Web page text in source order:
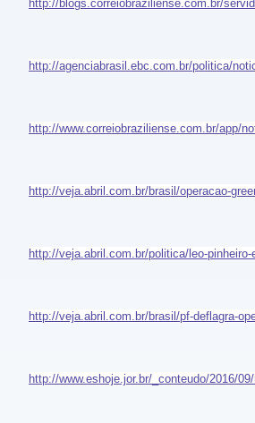
http://blogs.correiobraziliense.com.br/
http://agenciabrasil.ebc.com.br/politica/
http://www.correiobraziliense.com.br/app/
http://veja.abril.com.br/brasil/operacao-
http://veja.abril.com.br/politica/leo-
http://veja.abril.com.br/brasil/pf-deflagra-
http://www.eshoje.jor.br/_conteudo/2016/